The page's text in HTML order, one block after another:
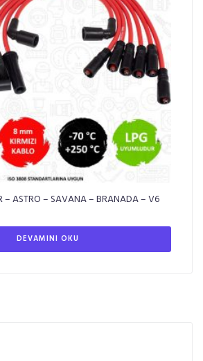
– ASTRO – SAVANA – BRANADA – V6
DEVAMINI OKU